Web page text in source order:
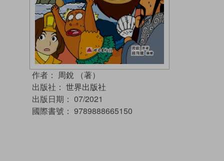
作者： 周銳 （著）
出版社： 世界出版社
出版日期： 07/2021
國際書號： 9789888665150